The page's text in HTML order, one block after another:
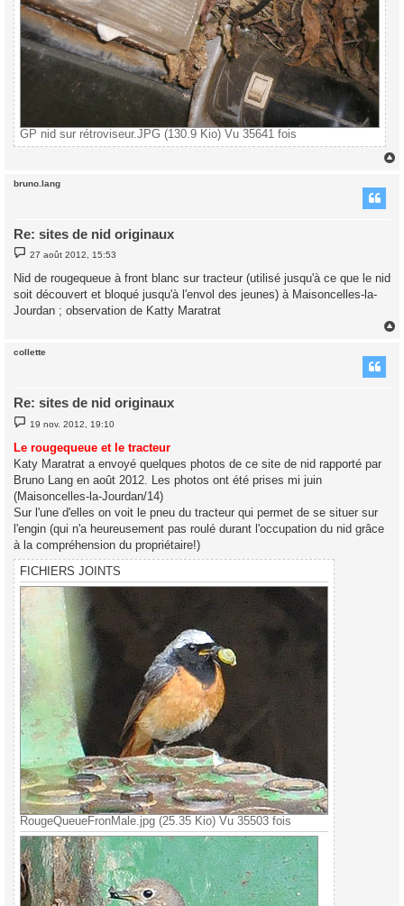
GP nid sur rétroviseur.JPG (130.9 Kio) Vu 35641 fois
bruno.lang
Re: sites de nid originaux
M
s
s
a
e
27 août 2012, 15:53
Nid de rougequeue à front blanc sur tracteur (utilisé jusqu'à ce que le nid
soit découvert et bloqué jusqu'à l'envol des jeunes) à Maisoncelles-la-
Jourdan ; observation de Katty Maratrat
collette
Re: sites de nid originaux
M
e
s
a
g
e
19 nov. 2012, 19:10
Le rougequeue et le tracteur
Katy Maratrat a envoyé quelques photos de ce site de nid rapporté par
Bruno Lang en août 2012. Les photos ont été prises mi juin
(Maisoncelles-la-Jourdan/14)
Sur l'une d'elles on voit le pneu du tracteur qui permet de se situer sur
l'engin (qui n'a heureusement pas roulé durant l'occupation du nid grâce
à la compréhension du propriétaire!)
FICHIERS JOINTS
RougeQueueFronMale.jpg (25.35 Kio) Vu 35503 fois